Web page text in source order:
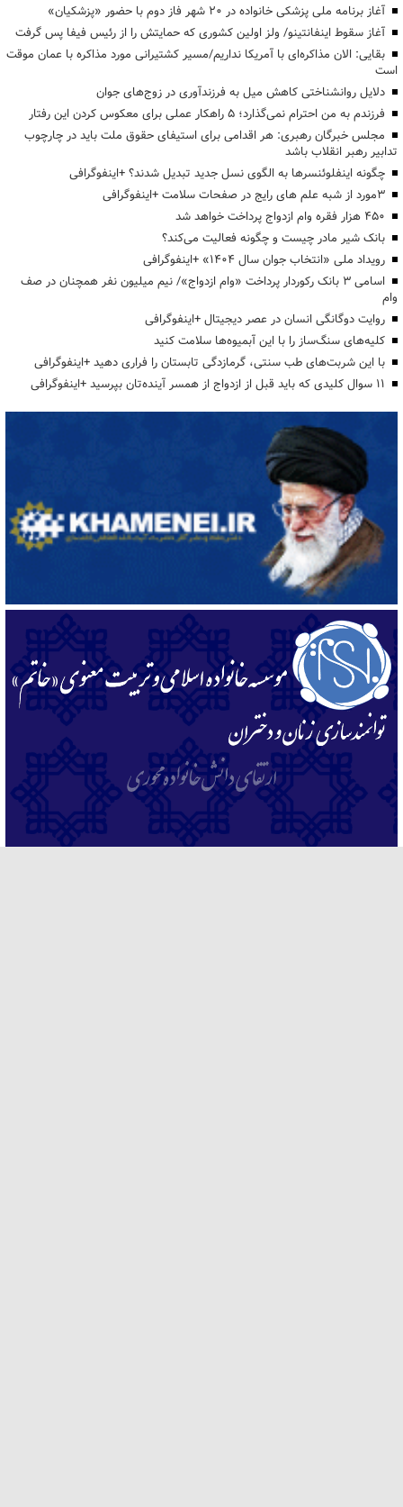
آغاز برنامه ملی پزشکی خانواده در ۲۰ شهر فاز دوم با حضور «پزشکیان»
آغاز سقوط اینفانتینو/ ولز اولین کشوری که حمایتش را از رئیس فیفا پس گرفت
بقایی: الان مذاکره‌ای با آمریکا نداریم/مسیر کشتیرانی مورد مذاکره با عمان موقت
است
دلایل روانشناختی کاهش میل به فرزندآوری در زوج‌های جوان
فرزندم به من احترام نمی‌گذارد؛ ۵ راهکار عملی برای معکوس کردن این رفتار
مجلس خبرگان رهبری: هر اقدامی برای استیفای حقوق ملت باید در چارچوب
تدابیر رهبر انقلاب باشد
چگونه اینفلوئنسرها به الگوی نسل جدید تبدیل شدند؟ +اینفوگرافی
3مورد از شبه علم های رایج در صفحات سلامت +اینفوگرافی
۴۵۰ هزار فقره وام ازدواج پرداخت خواهد شد
بانک شیر مادر چیست و چگونه فعالیت می‌کند؟
رویداد ملی «انتخاب جوان سال ۱۴۰۴» +اینفوگرافی
اسامی ۳ بانک رکوردار پرداخت «وام ازدواج»/ نیم میلیون نفر همچنان در صف
وام
روایت دوگانگی انسان در عصر دیجیتال +اینفوگرافی
کلیه‌های سنگ‌ساز را با این آبمیوه‌ها سلامت کنید
با این شربت‌های طب سنتی، گرمازدگی تابستان را فراری دهید +اینفوگرافی
۱۱ سوال کلیدی که باید قبل از ازدواج از همسر آینده‌تان بپرسید +اینفوگرافی